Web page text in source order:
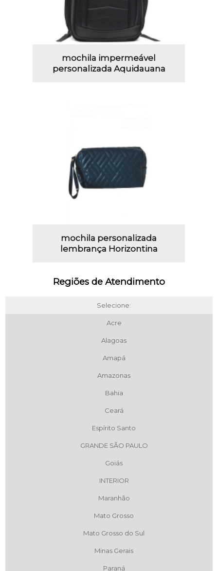
mochila impermeável
personalizada Aquidauana
mochila personalizada
lembrança Horizontina
Regiões de Atendimento
Selecione:
Acre
Alagoas
Amapá
Amazonas
Bahia
Ceará
Espírito Santo
GRANDE SÃO PAULO
Goiás
INTERIOR
Maranhão
Mato Grosso
Mato Grosso do Sul
Minas Gerais
Paraná